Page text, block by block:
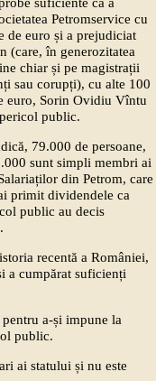
Petromservice cu
de euro și a prejudiciat
(care, în generozitatea
chiar și pe magistrații
sau corupți), cu alte 100
euro, Sorin Ovidiu Vîntu
public.
79.000 de persoane,
sunt simpli membri ai
din Petrom, care
primit dividendele ca
public au decis
recentă a României,
a cumpărat suficienți
a-și impune la
public.
ai statului și nu este